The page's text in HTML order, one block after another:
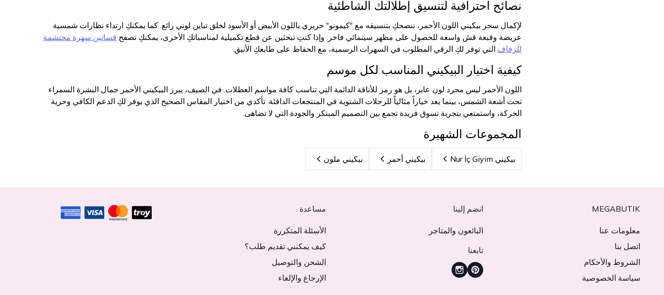
نصائح احترافية لتنسيق إطلالتك الشاطئية
لإكمال سحر بيكيني اللون الأحمر، ننصحكِ بتنسيقه مع "كيمونو" حريري باللون الأبيض أو الأسود لخلق تباين لوني رائع. كما يمكنكِ ارتداء نظارات شمسية
عريضة وقبعة قش واسعة للحصول على مظهر سينمائي فاخر. وإذا كنتِ تبحثين عن قطع تكميلية لمناسباتكِ الأخرى، يمكنكِ تصفح فساتين سهرة محتشمة
للزفاف التي توفر لكِ الرقي المطلوب في السهرات الرسمية، مع الحفاظ على طابعكِ الأنيق.
كيفية اختيار البيكيني المناسب لكل موسم
اللون الأحمر ليس مجرد لون عابر، بل هو رمز للأناقة الدائمة التي تناسب كافة مواسم العطلات. في الصيف، يبرز البيكيني الأحمر جمال البشرة السمراء
تحت أشعة الشمس، بينما يعد خياراً مثالياً للرحلات الشتوية في المنتجعات الدافئة. تأكدي من اختيار المقاس الصحيح الذي يوفر لكِ الدعم الكافي وحرية
الحركة، واستمتعي بتجربة تسوق فريدة تجمع بين التصميم المبتكر والجودة التي لا تضاهى.
المجموعات الشهيرة
بيكيني Nur İç Giyim بيكيني أحمر بيكيني ملون
MEGABUTIK
معلومات عنا
اتصل بنا
الشروط والأحكام
سياسة الخصوصية
انضم إلينا
البائعون والمتاجر
تابعنا
مساعدة
الأسئلة المتكررة
كيف يمكنني تقديم طلب؟
الشحن والتوصيل
الإرجاع والإلغاء